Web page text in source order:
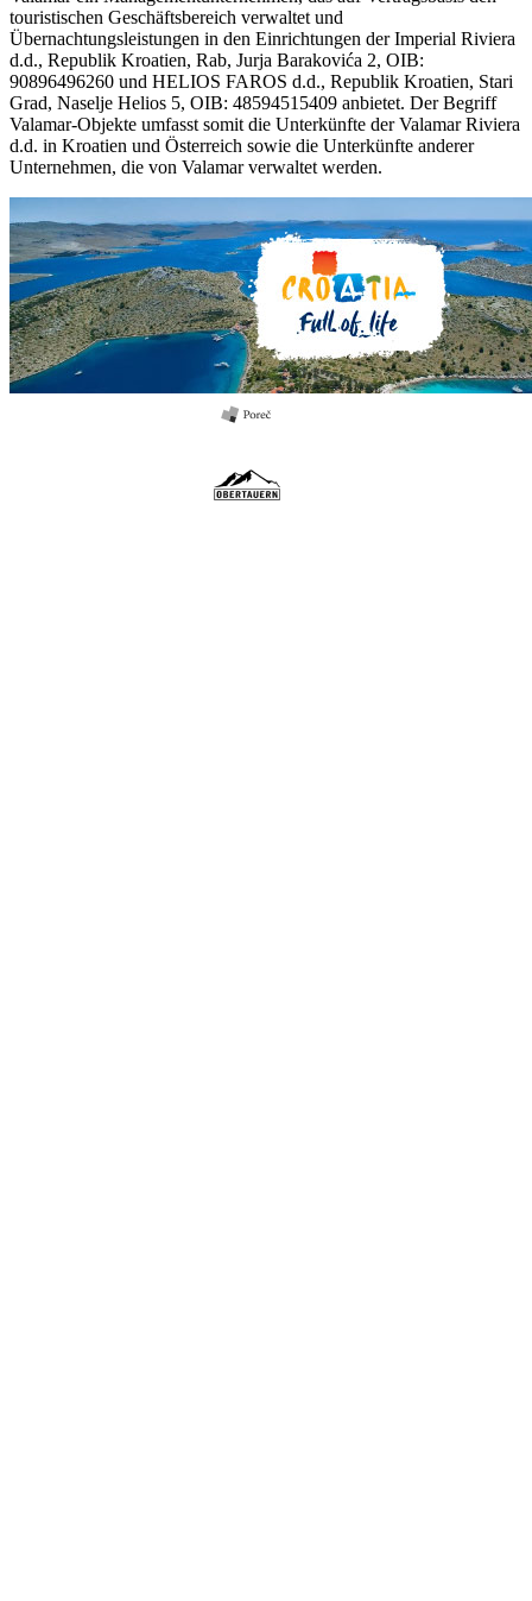
touristischen Geschäftsbereich verwaltet und
Übernachtungsleistungen in den Einrichtungen der Imperial Riviera
d.d., Republik Kroatien, Rab, Jurja Barakovića 2, OIB:
90896496260 und HELIOS FAROS d.d., Republik Kroatien, Stari
Grad, Naselje Helios 5, OIB: 48594515409 anbietet. Der Begriff
Valamar-Objekte umfasst somit die Unterkünfte der Valamar Riviera
d.d. in Kroatien und Österreich sowie die Unterkünfte anderer
Unternehmen, die von Valamar verwaltet werden.